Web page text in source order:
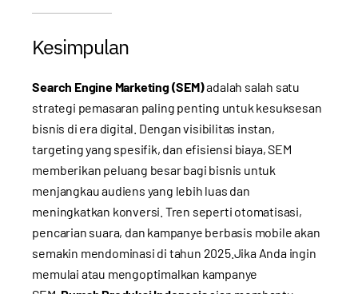
Kesimpulan
Search Engine Marketing (SEM)adalah salah satu
strategi pemasaran paling penting untuk kesuksesan
bisnis di era digital. Dengan visibilitas instan,
targeting yang spesifik, dan efisiensi biaya, SEM
memberikan peluang besar bagi bisnis untuk
menjangkau audiens yang lebih luas dan
meningkatkan konversi. Tren seperti otomatisasi,
pencarian suara, dan kampanye berbasis mobile akan
semakin mendominasi di tahun 2025.Jika Anda ingin
memulai atau mengoptimalkan kampanye